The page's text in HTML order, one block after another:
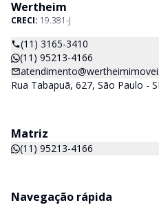
Wertheim
CRECI: 19.381-J
(11) 3165-3410
(11) 95213-4166
Rua Tabapuã, 627, São Paulo -
Matriz
(11) 95213-4166
Navegação rápida